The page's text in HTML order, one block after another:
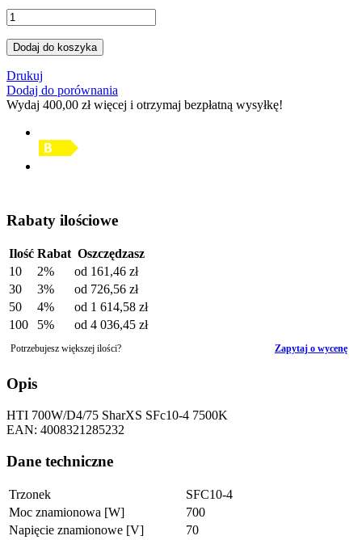
Dodaj do koszyka
Drukuj
Dodaj do porównania
Wydaj 400,00 złwięcej i otrzymaj bezpłatną wysyłkę!
Rabaty ilościowe
Ilość Rabat Oszczędzasz
10
2% od 161,46 zł
30
3% od 726,56 zł
50
4% od 1 614,58 zł
100
5% od 4 036,45 zł
Potrzebujesz większej ilości? Zapytaj o wycenę
Opis
HTI 700W/D4/75 SharXS SFc10-4 7500K
EAN: 4008321285232
Dane techniczne
Trzonek
SFC10-4
Moc znamionowa [W]
700
Napięcie znamionowe [V]
70